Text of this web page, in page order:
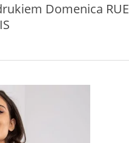
Domenica RUE